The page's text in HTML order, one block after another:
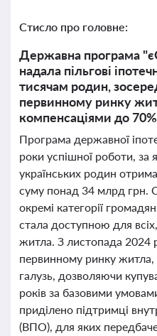
Стисло про головне:
Державна програма
надала пільгові
тисячам родин,
первинному ринку
компенсаціями до
Програма державної
роки успішної роботи, за
українських родин
суму понад 34 млрд грн.
окремі категорії
стала доступною для
житла. З листопада 2024
первинному ринку
галузь, дозволяючи
років за базовими
приділено підтримці
(ВПО), для яких